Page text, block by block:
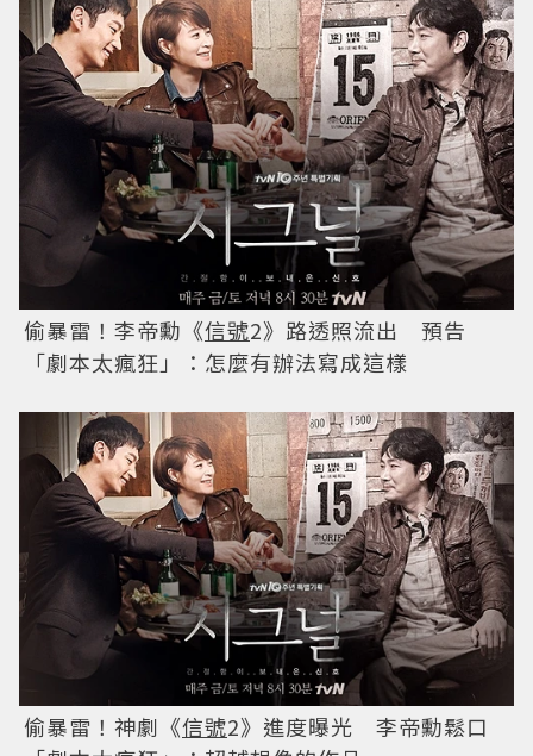
偷暴雷！李帝勳《信號2》路透照流出 預告
「劇本太瘋狂」：怎麼有辦法寫成這樣
偷暴雷！神劇《信號2》進度曝光 李帝勳鬆口